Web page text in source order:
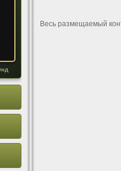
Весь размещаемый